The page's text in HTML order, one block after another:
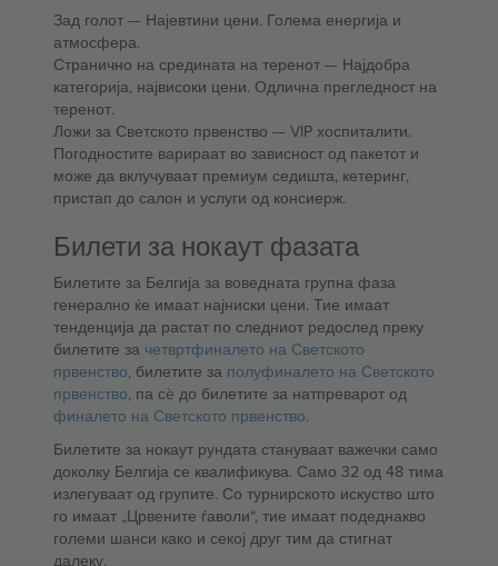
Зад голот — Најевтини цени. Голема енергија и
атмосфера.
Странично на средината на теренот — Најдобра
категорија, највисоки цени. Одлична прегледност на
теренот.
Ложи за Светското првенство — VIP хоспиталити.
Погодностите варираат во зависност од пакетот и
може да вклучуваат премиум седишта, кетеринг,
пристап до салон и услуги од консиерж.
Билети за нокаут фазата
Билетите за Белгија за воведната групна фаза
генерално ќе имаат најниски цени. Тие имаат
тенденција да растат по следниот редослед преку
билетите за четвртфиналето на Светското
првенство, билетите за полуфиналето на Светското
првенство, па сè до билетите за натпреварот од
финалето на Светското првенство.
Билетите за нокаут рундата стануваат важечки само
доколку Белгија се квалификува. Само 32 од 48 тима
излегуваат од групите. Со турнирското искуство што
го имаат „Црвените ѓаволи“, тие имаат подеднакво
големи шанси како и секој друг тим да стигнат
далеку.